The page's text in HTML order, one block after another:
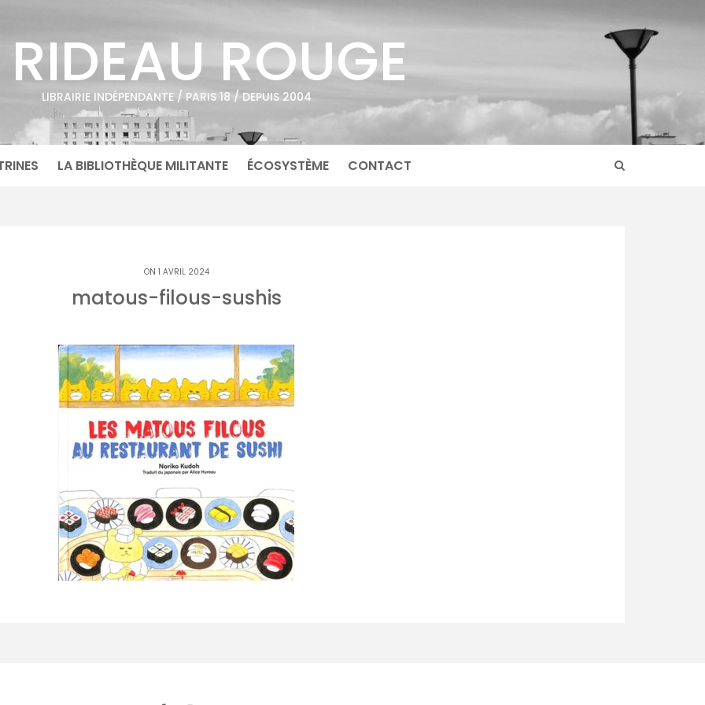
RIDEAU ROUGE
LIBRAIRIE INDÉPENDANTE / PARIS 18 / DEPUIS 2004
LA BIBLIOTHÈQUE MILITANTE ÉCOSYSTÈME CONTACT
ON 1 AVRIL 2024
matous-filous-sushis